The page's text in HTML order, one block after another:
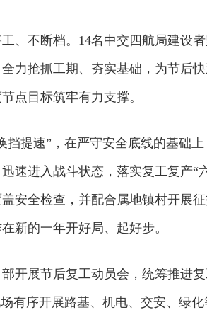
、不断档。14名中交四航局建设
力抢抓工期、夯实基础，为节后
点目标筑牢有力支撑。
挡提速”，在严守安全底线的基础
速进入战斗状态，落实复工复产“
安全检查，并配合属地镇村开展
新的一年开好局、起好步。
开展节后复工动员会，统筹推进
有序开展路基、机电、交安、绿